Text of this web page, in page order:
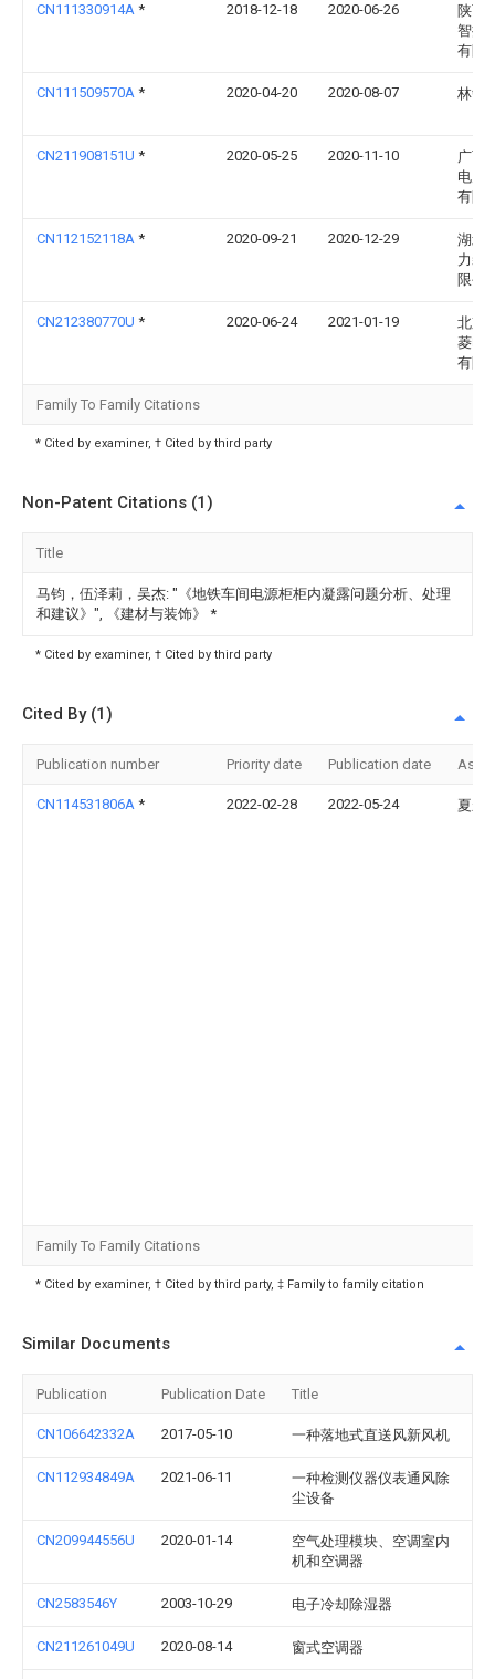
CN111330914A * 2018-12-18 2020-06-26
陕西
智控
有限
CN111509570A * 2020-04-20 2020-08-07 林毓
CN211908151U * 2020-05-25 2020-11-10
广西
电力
有限
CN112152118A * 2020-09-21 2020-12-29
湖北
力装
限公
CN212380770U * 2020-06-24 2021-01-19
北京
菱电
有限
Family To Family Citations
* Cited by examiner, † Cited by third party
Non-Patent Citations (1)
Title
马钧，伍泽莉，吴杰: "《地铁车间电源柜柜内凝露问题分析、处理
和建议》", 《建材与装饰》 *
* Cited by examiner, † Cited by third party
Cited By (1)
Publication number Priority date Publication date
CN114531806A * 2022-02-28 2022-05-24 夏永
Family To Family Citations
* Cited by examiner, † Cited by third party, ‡ Family to family citation
Similar Documents
Publication Publication Date Title
CN106642332A 2017-05-10 一种落地式直送风新风机
CN112934849A 2021-06-11
一种检测仪器仪表通风除
尘设备
CN209944556U 2020-01-14
空气处理模块、空调室内
机和空调器
CN2583546Y 2003-10-29 电子冷却除湿器
CN211261049U 2020-08-14 窗式空调器